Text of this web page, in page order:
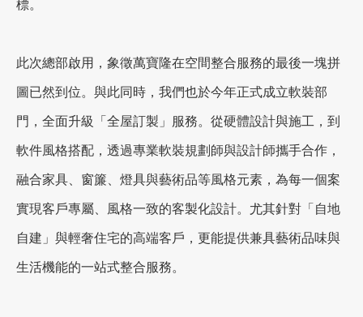
標。
此次總部啟用，象徵萬寶隆在空間整合服務的最後一塊拼
圖已然到位。與此同時，我們也於今年正式成立軟裝部
門，全面升級「全屋訂製」服務。從硬體設計與施工，到
軟件風格搭配，透過專業軟裝規劃師與設計師攜手合作，
融合家具、窗簾、燈具與藝術品等風格元素，為每一個案
實現客戶專屬、風格一致的客製化設計。尤其針對「自地
自建」與輕奢住宅的高端客戶，更能提供兼具藝術品味與
生活機能的一站式整合服務。